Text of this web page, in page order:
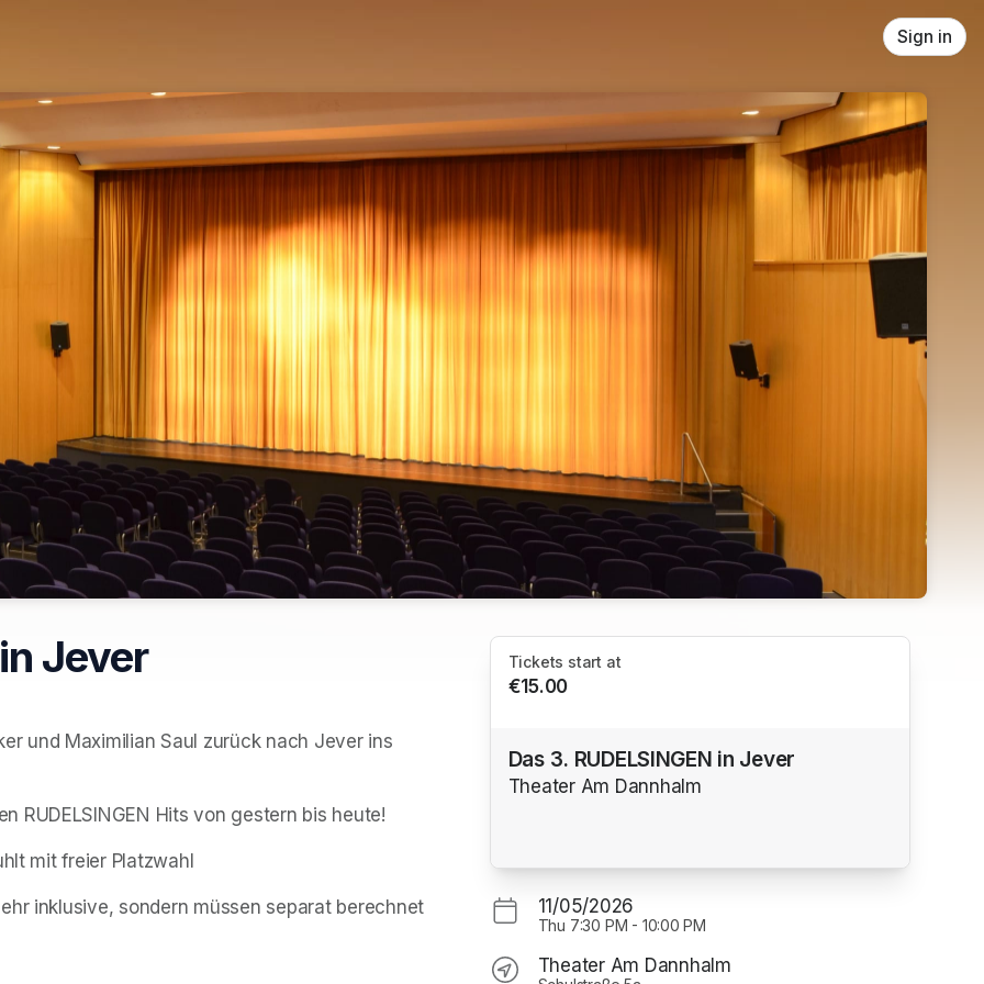
Sign in
Jever
und Maximilian Saul zurück nach Jever ins
RUDELSINGEN Hits von gestern bis heute!
mit freier Platzwahl
inklusive, sondern müssen separat berechnet
Tickets start at
€15.00
Das 3. RUDELSINGEN in Jever
Theater Am Dannhalm
11/05/2026
Thu 7:30 PM - 10:00 PM
Theater Am Dannhalm